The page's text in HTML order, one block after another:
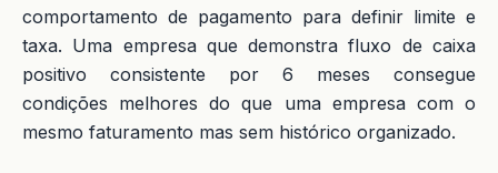
comportamento de pagamento para definir limite e
taxa. Uma empresa que demonstra fluxo de caixa
positivo consistente por 6 meses consegue
condições melhores do que uma empresa com o
mesmo faturamento mas sem histórico organizado.